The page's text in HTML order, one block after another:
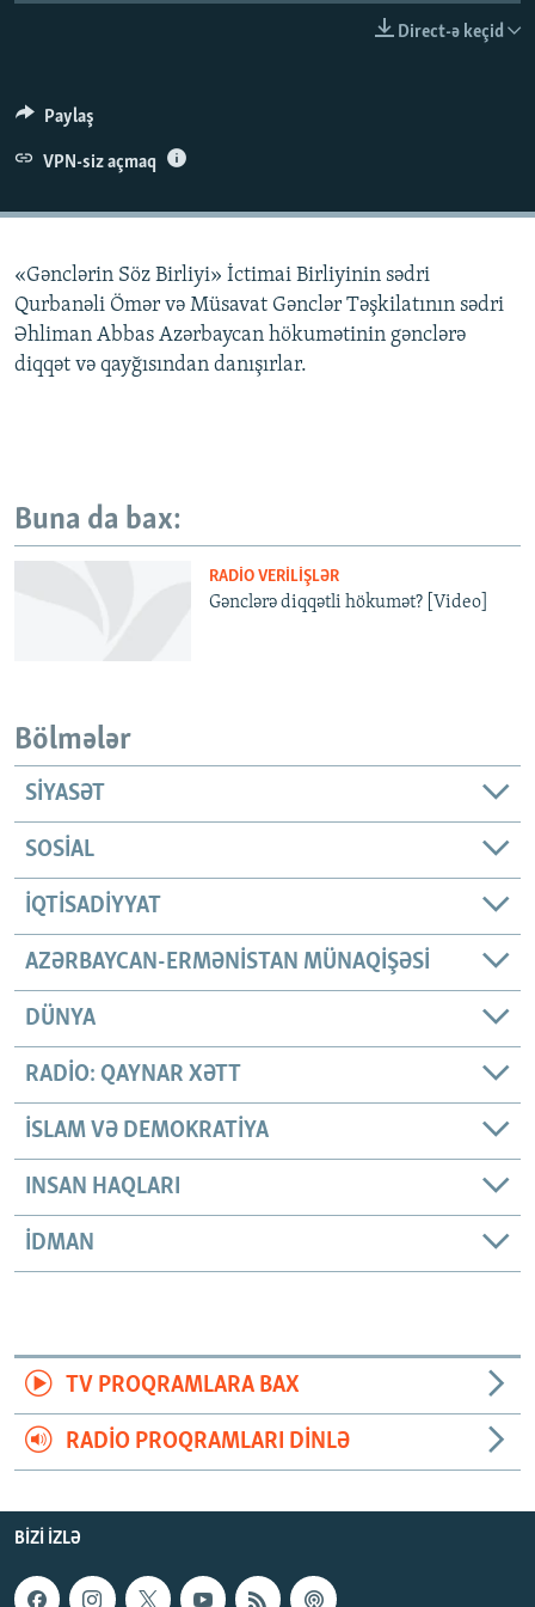
İZ - MƏDƏNIYYƏT PROQRAMI
MATERIALLARIMIZDAN ISTIFADƏ
AZADLIQRADIOSU MOBIL TELEFONUNUZDA
RFE/RL-in bütün saytları
Direct-ə keçid
Paylaş
VPN-siz açmaq
«Gənclərin Söz Birliyi» İctimai Birliyinin sədri
Qurbanəli Ömər və Müsavat Gənclər Təşkilatının sədri
Əhliman Abbas Azərbaycan hökumətinin gənclərə
diqqət və qayğısından danışırlar.
Buna da bax:
RADIO VERILIŞLƏR
Gənclərə diqqətli hökumət? [Video]
Bölmələr
SIYASƏT
SOSIAL
İQTISADIYYAT
AZƏRBAYCAN-ERMƏNISTAN MÜNAQIŞƏSI
DÜNYA
RADIO: QAYNAR XƏTT
İSLAM VƏ DEMOKRATIYA
INSAN HAQLARI
İDMAN
TV PROQRAMLARA BAX
RADIO PROQRAMLARI DINLƏ
BIZI IZLƏ